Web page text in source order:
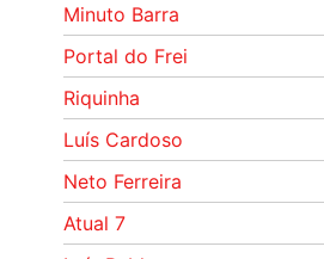
Minuto Barra
Portal do Frei
Riquinha
Luís Cardoso
Neto Ferreira
Atual 7